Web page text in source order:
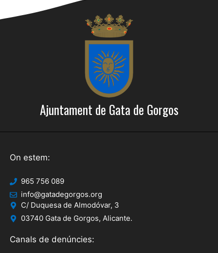
Ajuntament de Gata de Gorgos
On estem:
965 756 089
info@gatadegorgos.org
C/ Duquesa de Almodóvar, 3
03740 Gata de Gorgos, Alicante.
Canals de denúncies: